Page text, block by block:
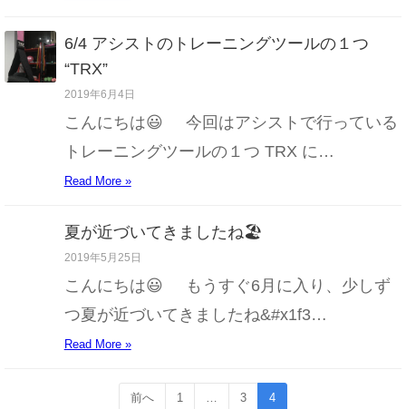
6/4 アシストのトレーニングツールの１つ
“TRX”
2019年6月4日
こんにちは😃 今回はアシストで行っている
トレーニングツールの１つ TRX に…
Read More »
夏が近づいてきましたね🏖
2019年5月25日
こんにちは😃 もうすぐ6月に入り、少しず
つ夏が近づいてきましたね&#x1f3…
Read More »
前へ 1 … 3 4